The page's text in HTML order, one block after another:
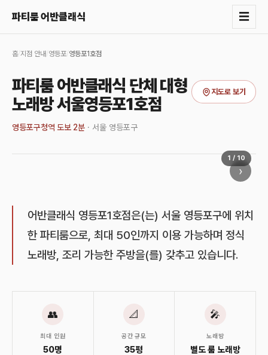
파티룸 어반클래식 ☰
홈/ 지점 안내 영등포 영등포1호점
파티룸 어반클래식 단체 대형
노래방 서울영등포1호점
지도로 보기
영등포구청역 도보 2분 · 서울 영등포구
›
1 / 10
어반클래식 영등포1호점은(는) 서울 영등포구에 위치
한 파티룸으로, 최대 50인까지 이용 가능하며 정식
노래방, 조리 가능한 주방을(를) 갖추고 있습니다.
👥
최대 인원
50명
📐
공간 규모
35평
🎤
노래방
별도 룸 노래방